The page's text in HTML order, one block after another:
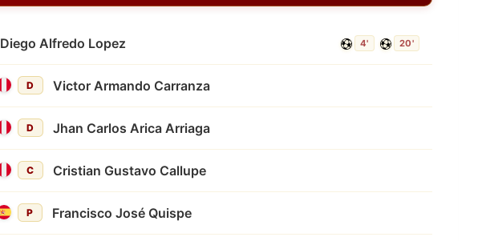
Diego Alfredo Lopez 4' 20'
D Victor Armando Carranza
D Jhan Carlos Arica Arriaga
C Cristian Gustavo Callupe
P Francisco José Quispe